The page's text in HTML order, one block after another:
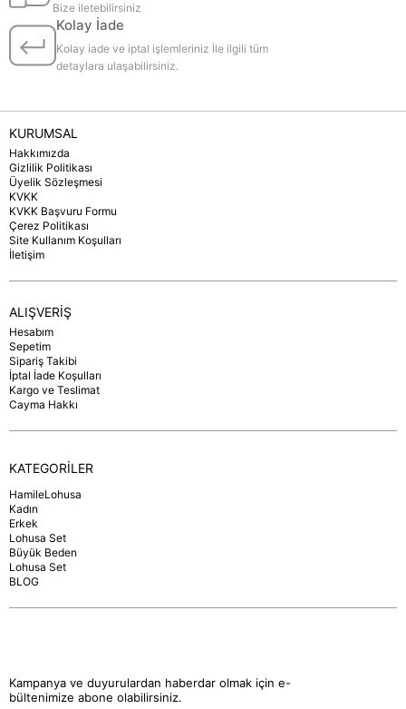
Bize iletebilirsiniz
Kolay İade
Kolay iade ve iptal işlemleriniz İle ilgili tüm
detaylara ulaşabilirsiniz.
KURUMSAL
Hakkımızda
Gizlilik Politikası
Üyelik Sözleşmesi
KVKK
KVKK Başvuru Formu
Çerez Politikası
Site Kullanım Koşulları
İletişim
ALIŞVERİŞ
Hesabım
Sepetim
Sipariş Takibi
İptal İade Koşulları
Kargo ve Teslimat
Cayma Hakkı
KATEGORİLER
HamileLohusa
Kadın
Erkek
Lohusa Set
Büyük Beden
Lohusa Set
BLOG
Kampanya ve duyurulardan haberdar olmak için e-
bültenimize abone olabilirsiniz.